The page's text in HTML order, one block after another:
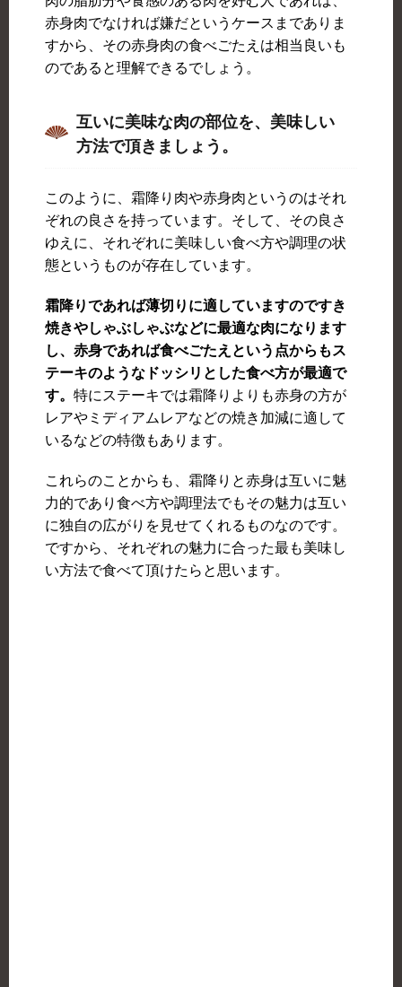
赤身肉でなければ嫌だというケースまでありま
すから、その赤身肉の食べごたえは相当良いも
のであると理解できるでしょう。
互いに美味な肉の部位を、美味しい
方法で頂きましょう。
このように、霜降り肉や赤身肉というのはそれ
ぞれの良さを持っています。そして、その良さ
ゆえに、それぞれに美味しい食べ方や調理の状
態というものが存在しています。
霜降りであれば薄切りに適していますのですき
焼きやしゃぶしゃぶなどに最適な肉になります
し、赤身であれば食べごたえという点からもス
テーキのようなドッシリとした食べ方が最適で
す。 特にステーキでは霜降りよりも赤身の方が
レアやミディアムレアなどの焼き加減に適して
いるなどの特徴もあります。
これらのことからも、霜降りと赤身は互いに魅
力的であり食べ方や調理法でもその魅力は互い
に独自の広がりを見せてくれるものなのです。
ですから、それぞれの魅力に合った最も美味し
い方法で食べて頂けたらと思います。